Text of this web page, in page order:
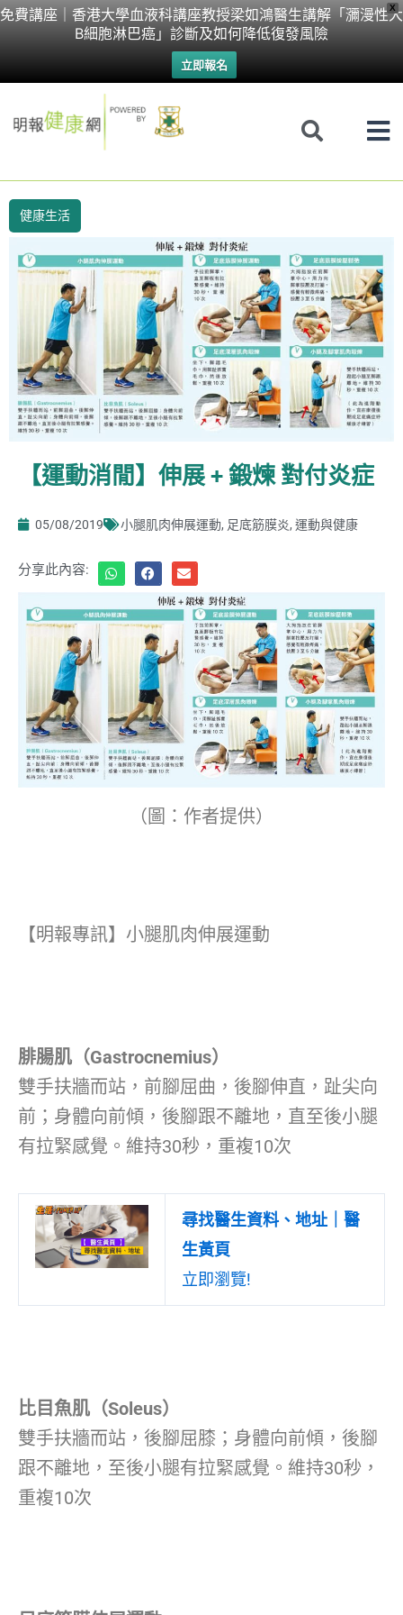
X
免費講座｜香港大學血液科講座教授梁如鴻醫生講解「瀰漫性大
B細胞淋巴癌」診斷及如何降低復發風險
立即報名
Skip
健康生活
【運動消閒】伸展 + 鍛煉 對付炎症
05/08/2019 小腿肌肉伸展運動, 足底筋膜炎, 運動與健康
分享此內容:
（圖：作者提供）
【明報專訊】小腿肌肉伸展運動
腓腸肌（Gastrocnemius）
雙手扶牆而站，前腳屈曲，後腳伸直，趾尖向
前；身體向前傾，後腳跟不離地，直至後小腿
有拉緊感覺。維持30秒，重複10次
尋找醫生資料、地址｜醫
生黃頁
立即瀏覽!
比目魚肌（Soleus）
雙手扶牆而站，後腳屈膝；身體向前傾，後腳
跟不離地，至後小腿有拉緊感覺。維持30秒，
重複10次